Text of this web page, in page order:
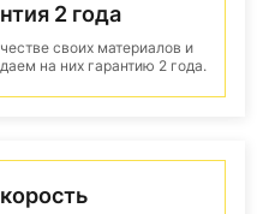
2 года
своих материалов и
на них гарантию 2 года.